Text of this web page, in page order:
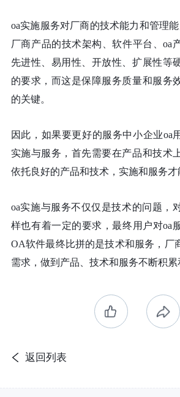
oa实施服务对厂商的技术能力和管理
厂商产品的技术架构、软件平台、oa
先进性、易用性、开放性、扩展性等
的要求，而这是保障服务质量和服务
的关键。
因此，如果要更好的服务中小企业oa
实施与服务，首先需要在产品和技术
依托良好的产品和技术，实施和服务才
oa实施与服务不仅仅是技术的问题，
样也有着一定的要求，最终用户对oa
OA软件最终比拼的是技术和服务，厂
需求，做到产品、技术和服务不断积累
返回列表